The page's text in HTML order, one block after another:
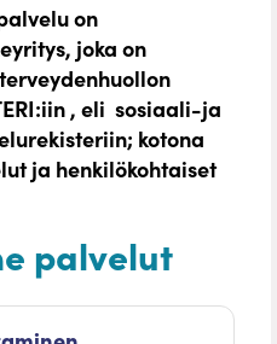
on
joka on
, eli sosiaali-ja
kotona
ja henkilökohtaiset
palvelut